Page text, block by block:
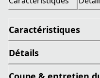
Caractéristiques
Détails